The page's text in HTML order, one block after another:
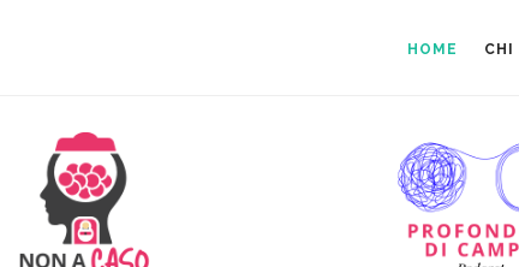
HOME CHI